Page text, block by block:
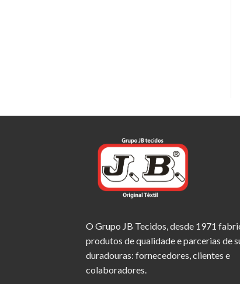
O Grupo JB Tecidos, desde 1971
produtos de qualidade e parcerias de
duradouras: fornecedores, clientes e
colaboradores.